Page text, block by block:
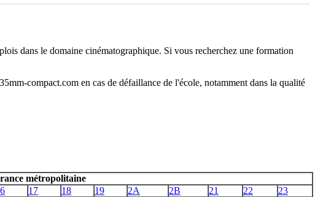
dans le domaine cinématographique. Si vous recherchez une formation
compact.com en cas de défaillance de l'école, notamment dans la qualité
métropolitaine
17 18 19 2A 2B 21 22
23